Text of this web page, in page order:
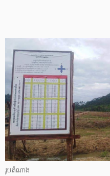
រូបតំណាង